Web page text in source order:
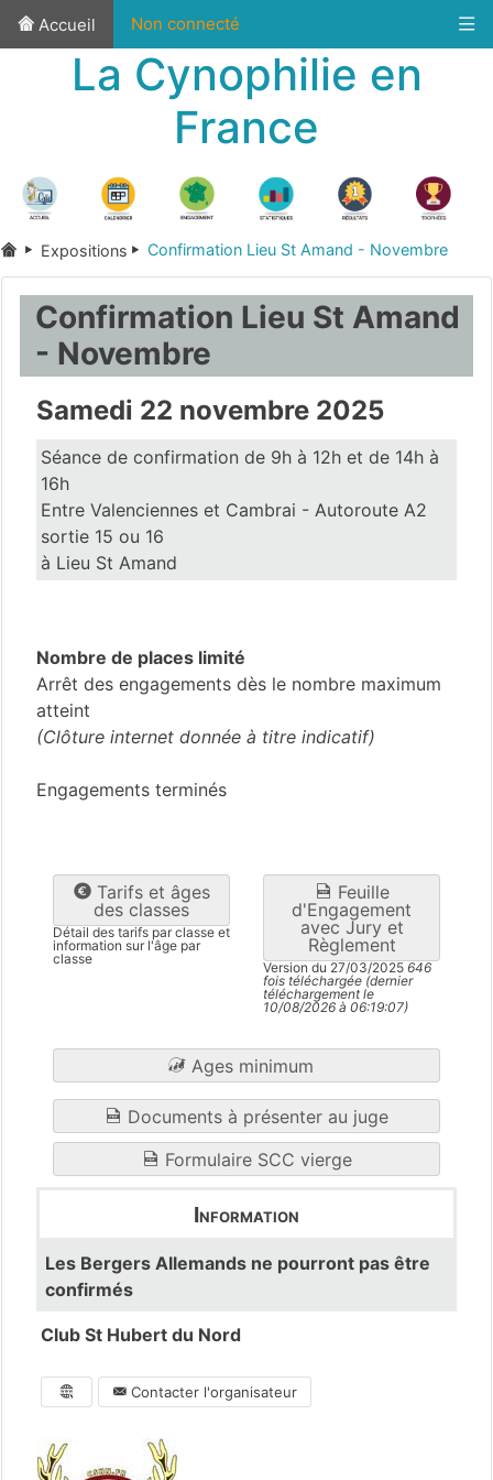
Accueil Non connecté
La Cynophilie en
France
Expositions Confirmation Lieu St Amand - Novembre
Confirmation Lieu St Amand
- Novembre
Samedi 22 novembre 2025
Séance de confirmation de 9h à 12h et de 14h à
16h
Entre Valenciennes et Cambrai - Autoroute A2
sortie 15 ou 16
à Lieu St Amand
Nombre de places limité
Arrêt des engagements dès le nombre maximum
atteint
(Clôture internet donnée à titre indicatif)
Engagements terminés
Tarifs et âges
des classes
Détail des tarifs par classe et
information sur l'âge par
classe
Feuille
d'Engagement
avec Jury et
Règlement
Version du 27/03/2025 646
fois téléchargée (dernier
téléchargement le
10/08/2026 à 06:19:07)
Ages minimum
Documents à présenter au juge
Formulaire SCC vierge
Information
Les Bergers Allemands ne pourront pas être
confirmés
Club St Hubert du Nord
Contacter l'organisateur